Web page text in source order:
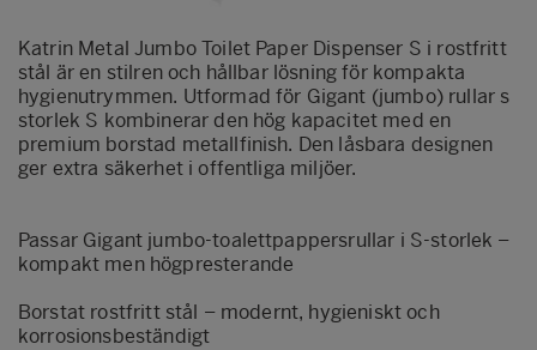
Katrin Metal Jumbo Toilet Paper Dispenser S i rostfritt
stål är en stilren och hållbar lösning för kompakta
hygienutrymmen. Utformad för Gigant (jumbo) rullar s
storlek S kombinerar den hög kapacitet med en
premium borstad metallfinish. Den låsbara designen
ger extra säkerhet i offentliga miljöer.
Passar Gigant jumbo-toalettpappersrullar i S-storlek –
kompakt men högpresterande
Borstat rostfritt stål – modernt, hygieniskt och
korrosionsbeständigt